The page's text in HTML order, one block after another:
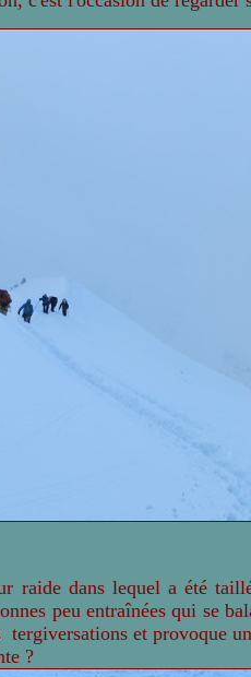
raide dans lequel a été
peu entraînées qui se
et provoque
?